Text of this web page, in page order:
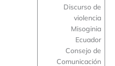
Discurso de
violencia
Misoginia
Ecuador
Consejo de
Comunicación